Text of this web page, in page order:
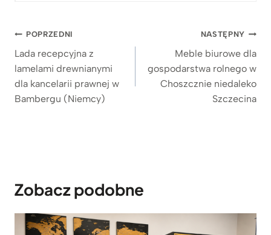
o
.
1
8
9
Nawigacja
wpisu
POPRZEDNI
Lada recepcyjna z
lamelami drewnianymi
dla kancelarii prawnej w
Bambergu (Niemcy)
NASTĘPNY
Meble biurowe dla
gospodarstwa rolnego w
Choszcznie niedaleko
Szczecina
Zobacz podobne